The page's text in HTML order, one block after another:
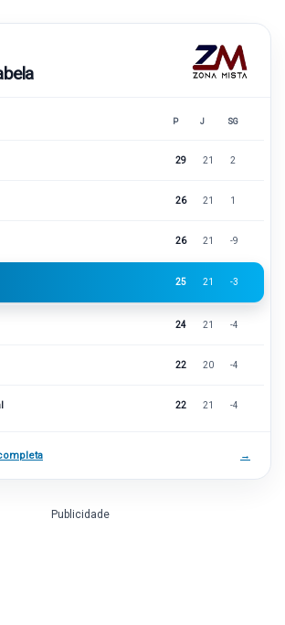
P J SG
29 21 2
26 21 1
26 21 -9
25 21 -3
24 21 -4
22 20 -4
22 21 -4
→
Publicidade